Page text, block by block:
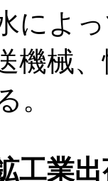
によ
機械
。
工業